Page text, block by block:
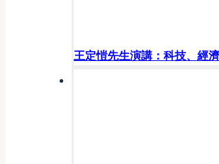
王定愷先生演講：科技、經